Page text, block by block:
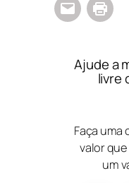
Ajude a
livre
Faça uma
valor
um